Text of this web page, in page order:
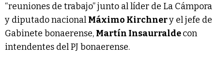
“reuniones de trabajo” junto al líder de La Cámpora
y diputado nacional Máximo Kirchnery el jefe de
Gabinete bonaerense, Martín Insaurraldecon
intendentes del PJ bonaerense.